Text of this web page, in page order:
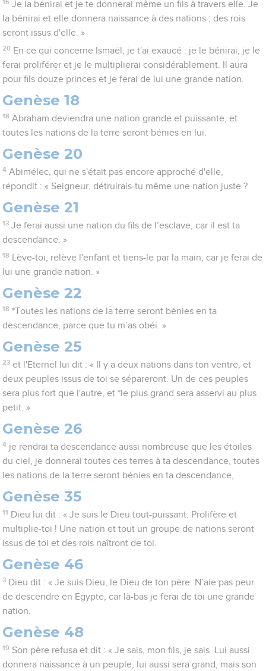
16 Je la bénirai et je te donnerai même un fils à travers elle. Je
la bénirai et elle donnera naissance à des nations ; des rois
seront issus d'elle. »
20 En ce qui concerne Ismaël, je t'ai exaucé : je le bénirai, je le
ferai proliférer et je le multiplierai considérablement. Il aura
pour fils douze princes et je ferai de lui une grande nation.
Genèse 18
18 Abraham deviendra une nation grande et puissante, et
toutes les nations de la terre seront bénies en lui.
Genèse 20
4 Abimélec, qui ne s'était pas encore approché d'elle,
répondit : « Seigneur, détruirais-tu même une nation juste ?
Genèse 21
13 Je ferai aussi une nation du fils de l’esclave, car il est ta
descendance. »
18
Lève-toi, relève l'enfant et tiens-le par la main, car je ferai de
lui une grande nation. »
Genèse 22
18 *Toutes les nations de la terre seront bénies en ta
descendance, parce que tu m’as obéi. »
Genèse 25
23 et l'Eternel lui dit : « Il y a deux nations dans ton ventre, et
deux peuples issus de toi se sépareront. Un de ces peuples
sera plus fort que l'autre, et *le plus grand sera asservi au plus
petit. »
Genèse 26
4 je rendrai ta descendance aussi nombreuse que les étoiles
du ciel, je donnerai toutes ces terres à ta descendance, toutes
les nations de la terre seront bénies en ta descendance,
Genèse 35
11 Dieu lui dit : « Je suis le Dieu tout-puissant. Prolifère et
multiplie-toi ! Une nation et tout un groupe de nations seront
issus de toi et des rois naîtront de toi.
Genèse 46
3 Dieu dit : « Je suis Dieu, le Dieu de ton père. N’aie pas peur
de descendre en Egypte, car là-bas je ferai de toi une grande
nation.
Genèse 48
19 Son père refusa et dit : « Je sais, mon fils, je sais. Lui aussi
donnera naissance à un peuple, lui aussi sera grand, mais son